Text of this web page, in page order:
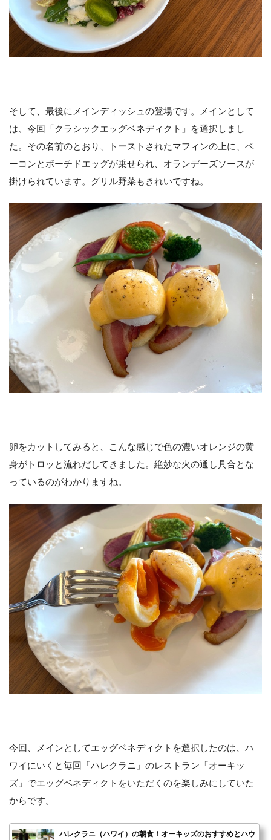
そして、最後にメインディッシュの登場です。メインとして
は、今回「クラシックエッグベネディクト」を選択しまし
た。その名前のとおり、トーストされたマフィンの上に、ベ
ーコンとポーチドエッグが乗せられ、オランデーズソースが
掛けられています。グリル野菜もきれいですね。
卵をカットしてみると、こんな感じで色の濃いオレンジの黄
身がトロッと流れだしてきました。絶妙な火の通し具合とな
っているのがわかりますね。
今回、メインとしてエッグベネディクトを選択したのは、ハ
ワイにいくと毎回「ハレクラニ」のレストラン「オーキッ
ズ」でエッグベネディクトをいただくのを楽しみにしていた
からです。
ハレクラニ（ハワイ）の朝食！オーキッズのおすすめとハウ